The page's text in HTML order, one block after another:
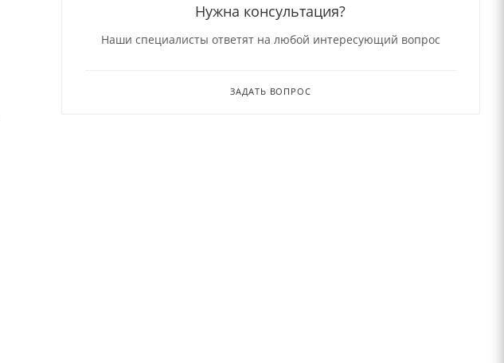
Нужна консультация?
Наши специалисты ответят на любой интересующий вопрос
ЗАДАТЬ ВОПРОС